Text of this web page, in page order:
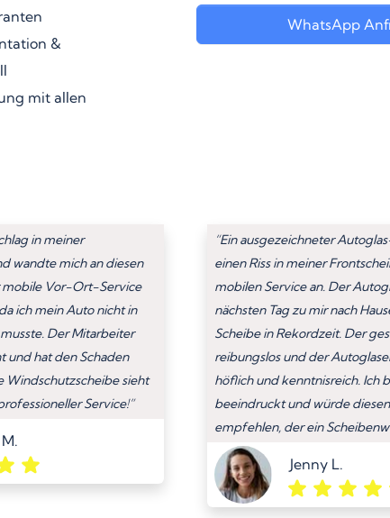
&
mit allen
WhatsApp
in meiner
wandte mich an diesen
Vor-Ort-Service
ich mein Auto nicht in
Der Mitarbeiter
und hat den Schaden
Windschutzscheibe sieht
Service!”
“Ein ausgezeichneter
einen Riss in meiner
mobilen Service an. Der
nächsten Tag zu mir nach
Scheibe in Rekordzeit. Der
reibungslos und der
höflich und kenntnisreich. Ich
beeindruckt und würde
empfehlen, der ein
Jenny L.